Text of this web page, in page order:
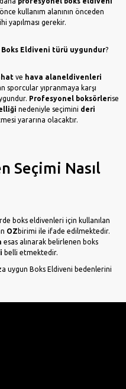
kullanım alanının önceden
yapılması gerekir.
Eldiveni türü uygundur?
ve hava alaneldivenleri
sporcular yıpranmaya karşı
Profesyonel boksörlerise
nedeniyle seçimini deri
yararına olacaktır.
Seçimi Nasıl
boks eldivenleri için kullanılan
OZ birimi ile ifade edilmektedir.
esas alınarak belirlenen boks
belli etmektedir.
uygun Boks Eldiveni bedenlerini